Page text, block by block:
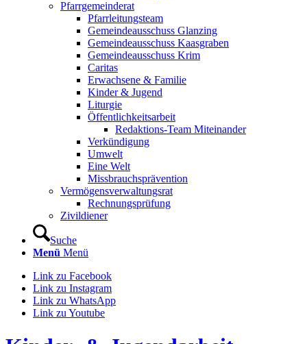
Pfarrgemeinderat
Pfarrleitungsteam
Gemeindeausschuss Glanzing
Gemeindeausschuss Kaasgraben
Gemeindeausschuss Krim
Caritas
Erwachsene & Familie
Kinder & Jugend
Liturgie
Öffentlichkeitsarbeit
Redaktions-Team Miteinander
Verkündigung
Umwelt
Eine Welt
Missbrauchsprävention
Vermögensverwaltungsrat
Rechnungsprüfung
Zivildiener
Suche
Menü Menü
Link zu Facebook
Link zu Instagram
Link zu WhatsApp
Link zu Youtube